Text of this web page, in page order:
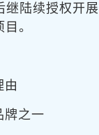
继陆续授权开
。
由
之一